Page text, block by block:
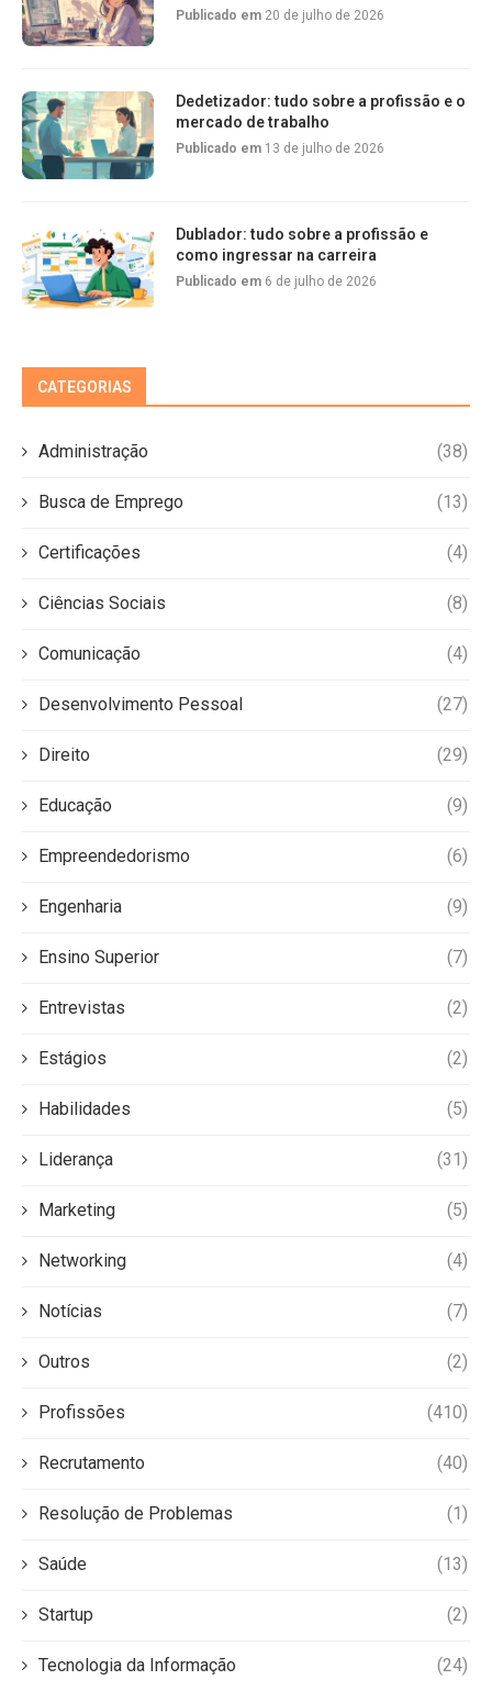
Publicado em 20 de julho de 2026
Dedetizador: tudo sobre a profissão e o
mercado de trabalho
Publicado em 13 de julho de 2026
Dublador: tudo sobre a profissão e
como ingressar na carreira
Publicado em 6 de julho de 2026
CATEGORIAS
Administração (38)
Busca de Emprego (13)
Certificações (4)
Ciências Sociais (8)
Comunicação (4)
Desenvolvimento Pessoal (27)
Direito (29)
Educação (9)
Empreendedorismo (6)
Engenharia (9)
Ensino Superior (7)
Entrevistas (2)
Estágios (2)
Habilidades (5)
Liderança (31)
Marketing (5)
Networking (4)
Notícias (7)
Outros (2)
Profissões (410)
Recrutamento (40)
Resolução de Problemas (1)
Saúde (13)
Startup (2)
Tecnologia da Informação (24)